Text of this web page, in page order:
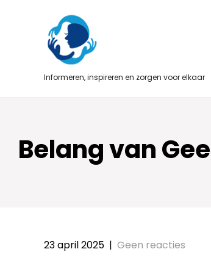
Informeren, inspireren en zorgen voor elkaar
Belang van
23 april 2025 | Geen reacties